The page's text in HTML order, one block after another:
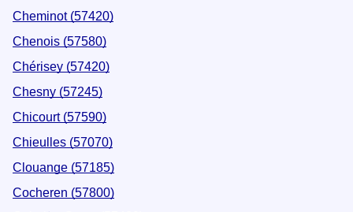
Cheminot (57420)
Chenois (57580)
Chérisey (57420)
Chesny (57245)
Chicourt (57590)
Chieulles (57070)
Clouange (57185)
Cocheren (57800)